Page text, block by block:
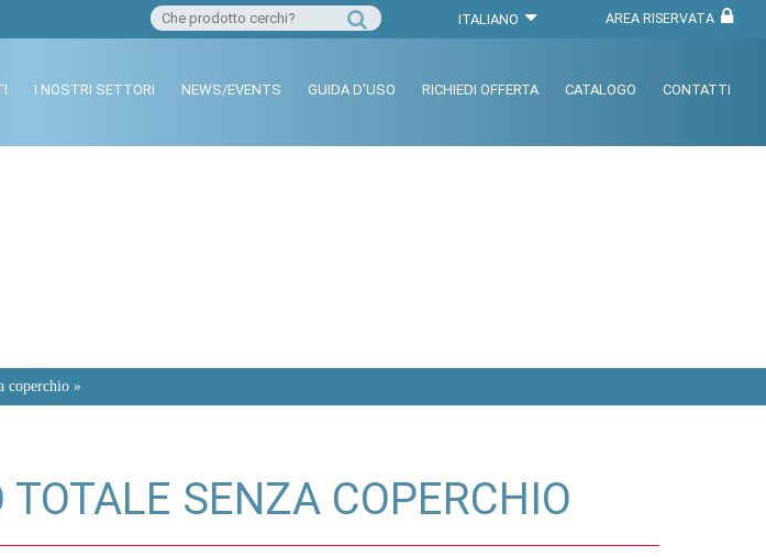
ITALIANO AREA RISERVATA
I NOSTRI SETTORI NEWS/EVENTS GUIDA D'USO RICHIEDI OFFERTA CATALOGO CONTATTI
coperchio »
SENZA COPERCHIO